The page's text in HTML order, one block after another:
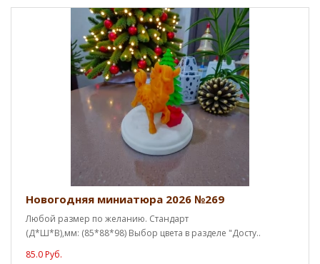
Новогодняя миниатюра 2026 №269
Любой размер по желанию. Стандарт
(Д*Ш*В),мм: (85*88*98) Выбор цвета в разделе "Досту..
85.0 Руб.